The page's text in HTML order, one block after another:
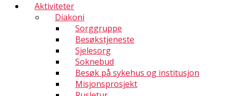
Aktiviteter
Diakoni
Sorggruppe
Besøkstjeneste
Sjelesorg
Soknebud
Besøk på sykehus og institusjon
Misjonsprosjekt